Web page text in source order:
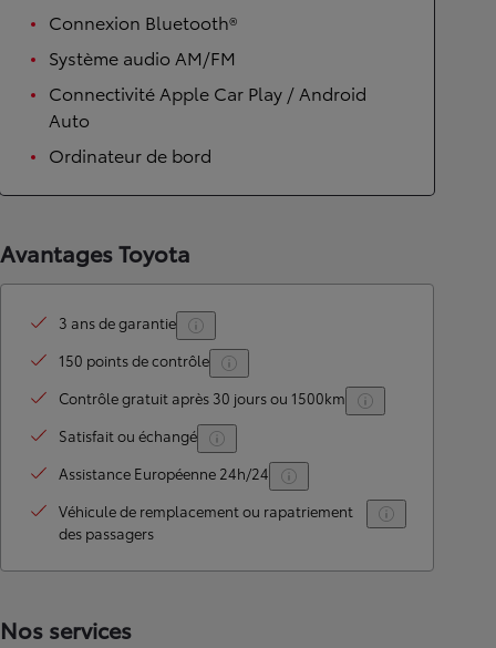
Connexion Bluetooth®
Système audio AM/FM
Connectivité Apple Car Play / Android
Auto
Ordinateur de bord
Avantages Toyota
3 ans de garantie
150 points de contrôle
Contrôle gratuit après 30 jours ou 1500km
Satisfait ou échangé
Assistance Européenne 24h/24
Véhicule de remplacement ou rapatriement
des passagers
Nos services